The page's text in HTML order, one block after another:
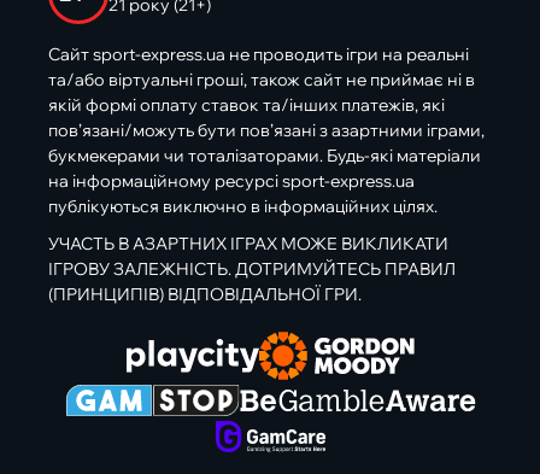
21 року (21+)
Сайт sport-express.ua не проводить ігри на реальні
та/або віртуальні гроші, також сайт не приймає ні в
якій формі оплату ставок та/інших платежів, які
пов’язані/можуть бути пов’язані з азартними іграми,
букмекерами чи тоталізаторами. Будь-які матеріали
на інформаційному ресурсі sport-express.ua
публікуються виключно в інформаційних цілях.
УЧАСТЬ В АЗАРТНИХ ІГРАХ МОЖЕ ВИКЛИКАТИ
ІГРОВУ ЗАЛЕЖНІСТЬ. ДОТРИМУЙТЕСЬ ПРАВИЛ
(ПРИНЦИПІВ) ВІДПОВІДАЛЬНОЇ ГРИ.